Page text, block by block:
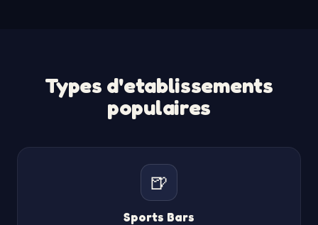
Types d'etablissements
populaires
🍺
Sports Bars